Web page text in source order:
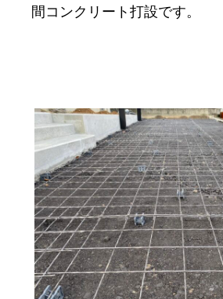
間コンクリート打設です。